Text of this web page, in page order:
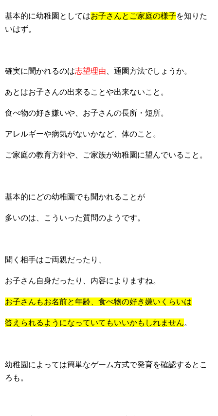
基本的に幼稚園としてはお子さんとご家庭の様子を知りた
いはず。
確実に聞かれるのは志望理由 、通園方法でしょうか。
あとはお子さんの出来ることや出来ないこと。
食べ物の好き嫌いや、お子さんの長所・短所。
アレルギーや病気がないかなど、体のこと。
ご家庭の教育方針や、ご家族が幼稚園に望んでいること。
基本的にどの幼稚園でも聞かれることが
多いのは、こういった質問のようです。
聞く相手はご両親だったり、
お子さん自身だったり、内容によりますね。
お子さんもお名前と年齢、食べ物の好き嫌いくらいは
答えられるようになっていてもいいかもしれません。
幼稚園によっては簡単なゲーム方式で発育を確認するとこ
ろも。